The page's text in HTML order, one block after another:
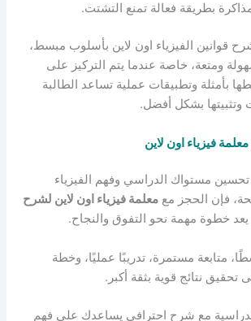
بطريقة فعالة تمنع التشتت.
قوانين الفيزياء اون لاين بأسلوب مبسط،
ومتعة، خاصة عندما يتم التركيز على
بأمثلة وتطبيقات عملية تساعد الطالبة
وتثبيتها بشكل أفضل.
فيزياء اون لاين
تحسين مستواك الدراسي وفهم الفيزياء
فإن الحجز معمعلمة فيزياء اون لاين لشرح
يعد خطوة مهمة نحو التفوق والنجاح.
متابعة مستمرة، تدريبًا عمليًا، وخطة
تحقيق نتائج قوية بثقة أكبر.
مع شرح احترافي يساعدك على فهم